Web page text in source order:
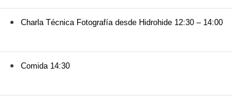
Charla Técnica Fotografía desde Hidrohide 12:30 – 14:00
Comida 14:30